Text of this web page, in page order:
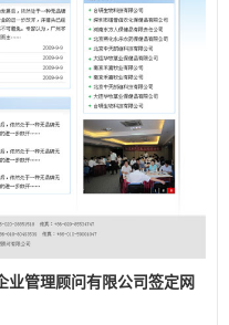
业管理顾问有限公司签定网